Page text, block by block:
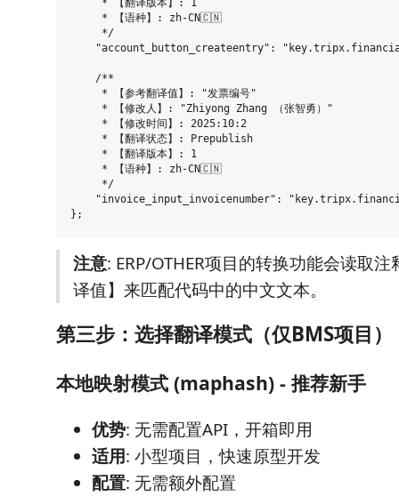
     * 【翻译版本】: 1
     * 【语种】: zh-CN🇨🇳
     */
"account_button_createentry":
    /**
     * 【参考翻译值】: "发票编号"
     * 【修改人】: "Zhiyong Zhang （张智勇）"
     * 【修改时间】: 2025:10:2
     * 【翻译状态】: Prepublish
     * 【翻译版本】: 1
     * 【语种】: zh-CN🇨🇳
     */
"invoice_input_invoicenumber":
注意: ERP/OTHER项目的转换功能会读取
译值】来匹配代码中的中文文本。
第三步：选择翻译模式（仅BMS项目）
本地映射模式 (maphash) - 推荐新手
优势: 无需配置API，开箱即用
适用: 小型项目，快速原型开发
配置: 无需额外配置